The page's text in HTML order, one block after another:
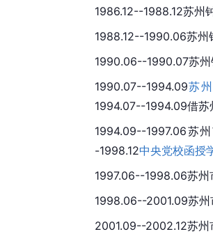
1986.12--1988.12苏州
1988.12--1990.06苏州
1990.06--1990.07苏州
1990.07--1994.09苏
1994.07--1994.09借苏
1994.09--1997.06苏
-1998.12中央党校函授
1997.06--1998.06苏州
1998.06--2001.09苏州
2001.09--2002.12苏州